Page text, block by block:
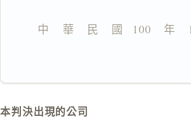
中    華    民    國   100    年
本判決出現的公司